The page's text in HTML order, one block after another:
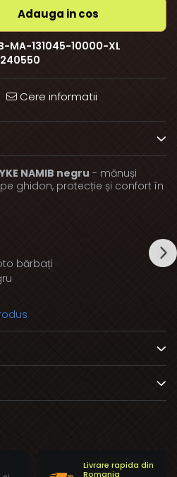
Adauga in cos
MA-131045-10000-XL
Cere informatii
NAMIB negru - mănuși
ghidon, protecție și confort în
bărbați
Livrare rapida din
Romania